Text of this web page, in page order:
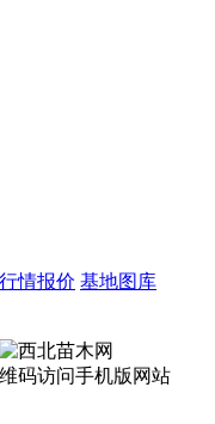
行情报价 基地图库
码访问手机版网站